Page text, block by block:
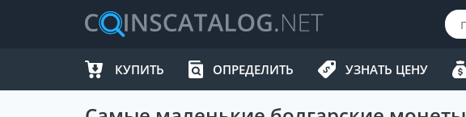
КУПИТЬ ОПРЕДЕЛИТЬ УЗНАТЬ ЦЕНУ